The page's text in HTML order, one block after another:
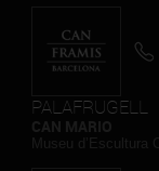
PALAFRUGELL